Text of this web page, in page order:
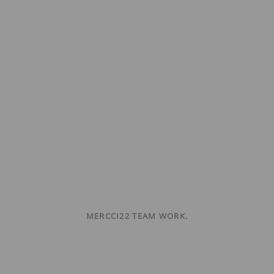
MERCCI22 TEAM WORK.